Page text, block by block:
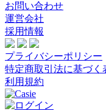
お問い合わせ
運営会社
採用情報
プライバシーポリシー
特定商取引法に基づく
利用規約